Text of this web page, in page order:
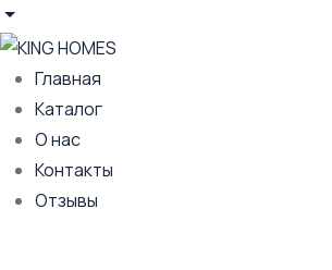
Главная
Каталог
О нас
Контакты
Отзывы